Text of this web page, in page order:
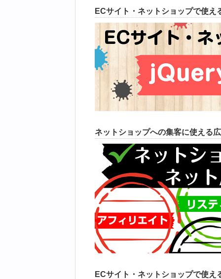
ECサイト・ネットショップで使
ネットショップへの集客に使える
ECサイト・ネットショップで使